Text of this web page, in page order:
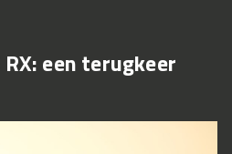
een terugkeer